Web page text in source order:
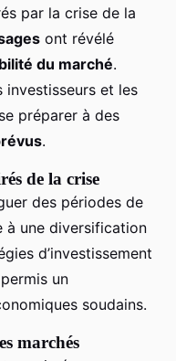
par la crise de la
ont révélé
du marché.
investisseurs et les
préparer à des
.
de la crise
des périodes de
à une diversification
d’investissement
un
soudains.
marchés